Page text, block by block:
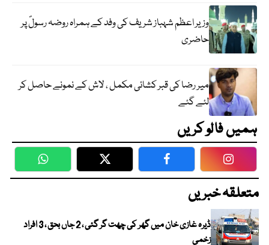
وزیر اعظم شہباز شریف کی وفد کے ہمراہ روضہ رسولؐ پر
حاضری
میر رضا کی قبر کشائی مکمل ، لاش کے نمونے حاصل کر
لئے گئے
ہمیں فالو کریں
WhatsApp Twitter Facebook
متعلقہ خبریں
ڈیرہ غازی خان میں گھر کی چھت گر گئی ، 2 جاں بحق ، 3 افراد
زخمی